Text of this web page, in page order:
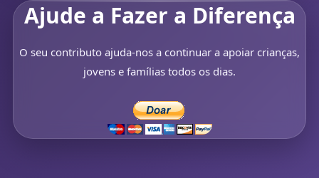
Ajude a Fazer a Diferença
O seu contributo ajuda-nos a continuar a apoiar crianças,
jovens e famílias todos os dias.